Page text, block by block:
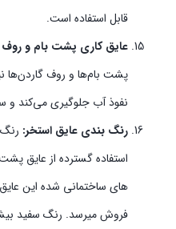
قابل استفاده است.
عایق کاری پشت بام و روف
پشت بام‌ها و روف گاردن‌ها
نفوذ آب جلوگیری می‌کند و
رنگ بندی عایق استخر:
استفاده گسترده از عایق پشت
های ساختمانی شده این
فروش میرسد. رنگ سفید